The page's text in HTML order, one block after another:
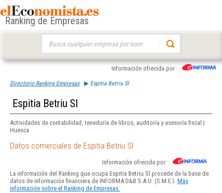
Ranking de Empresas
Información ofrecida por
Directorio Ranking Empresas Espitia Betriu Sl
Espitia Betriu Sl
Actividades de contabilidad, teneduría de libros, auditoría y asesoría fiscal |
Huesca
Datos comerciales de Espitia Betriu Sl
Información ofrecida por
La información del Ranking que ocupa Espitia Betriu Sl procede de la base de
datos de información financiera de INFORMA D&B S.A.U. (S.M.E.). Más
información sobre el Ranking de Empresas.